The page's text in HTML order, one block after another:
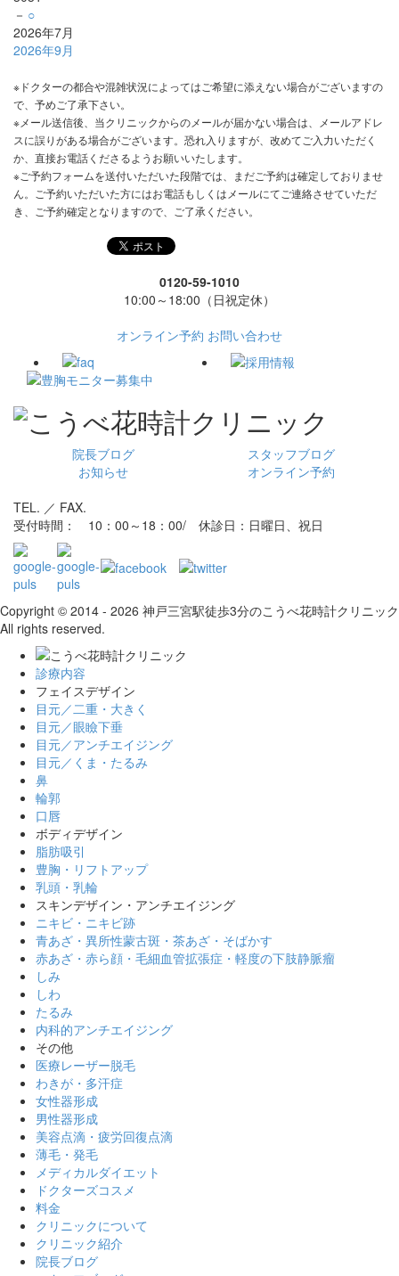
－ ○
2026年7月
2026年9月
※ドクターの都合や混雑状況によってはご希望に添えない場合がございますの
で、予めご了承下さい。
※メール送信後、当クリニックからのメールが届かない場合は、メールアドレ
スに誤りがある場合がございます。恐れ入りますが、改めてご入力いただく
か、直接お電話くださるようお願いいたします。
※ご予約フォームを送付いただいた段階では、まだご予約は確定しておりませ
ん。ご予約いただいた方にはお電話もしくはメールにてご連絡させていただ
き、ご予約確定となりますので、ご了承ください。
0120-59-1010
10:00～18:00（日祝定休）
オンライン予約 お問い合わせ
院長ブログ
スタッフブログ
お知らせ
オンライン予約
TEL. ／ FAX.
受付時間： 10：00～18：00/ 休診日：日曜日、祝日
Copyright © 2014 - 2026 神戸三宮駅徒歩3分のこうべ花時計クリニック
All rights reserved.
診療内容
フェイスデザイン
目元／二重・大きく
目元／眼瞼下垂
目元／アンチエイジング
目元／くま・たるみ
鼻
輪郭
口唇
ボディデザイン
脂肪吸引
豊胸・リフトアップ
乳頭・乳輪
スキンデザイン・アンチエイジング
ニキビ・ニキビ跡
青あざ・異所性蒙古斑・茶あざ・そばかす
赤あざ・赤ら顔・毛細血管拡張症・軽度の下肢静脈瘤
しみ
しわ
たるみ
内科的アンチエイジング
その他
医療レーザー脱毛
わきが・多汗症
女性器形成
男性器形成
美容点滴・疲労回復点滴
薄毛・発毛
メディカルダイエット
ドクターズコスメ
料金
クリニックについて
クリニック紹介
院長ブログ